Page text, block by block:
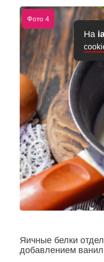
На
Фото 4
Яичные белки
добавлением